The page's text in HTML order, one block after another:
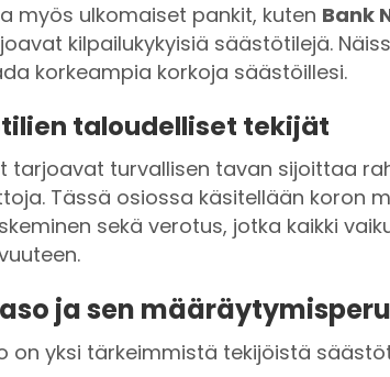
myös ulkomaiset pankit, kuten Bank
kilpailukykyisiä säästötilejä.
korkeampia korkoja säästöillesi.
taloudelliset tekijät
tarjoavat turvallisen tavan sijoittaa
Tässä osiossa käsitellään koron
sekä verotus, jotka kaikki
ja sen
on yksi tärkeimmistä tekijöistä